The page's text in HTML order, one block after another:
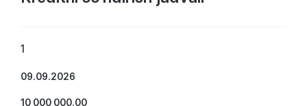
1
09.09.2026
10 000 000.00